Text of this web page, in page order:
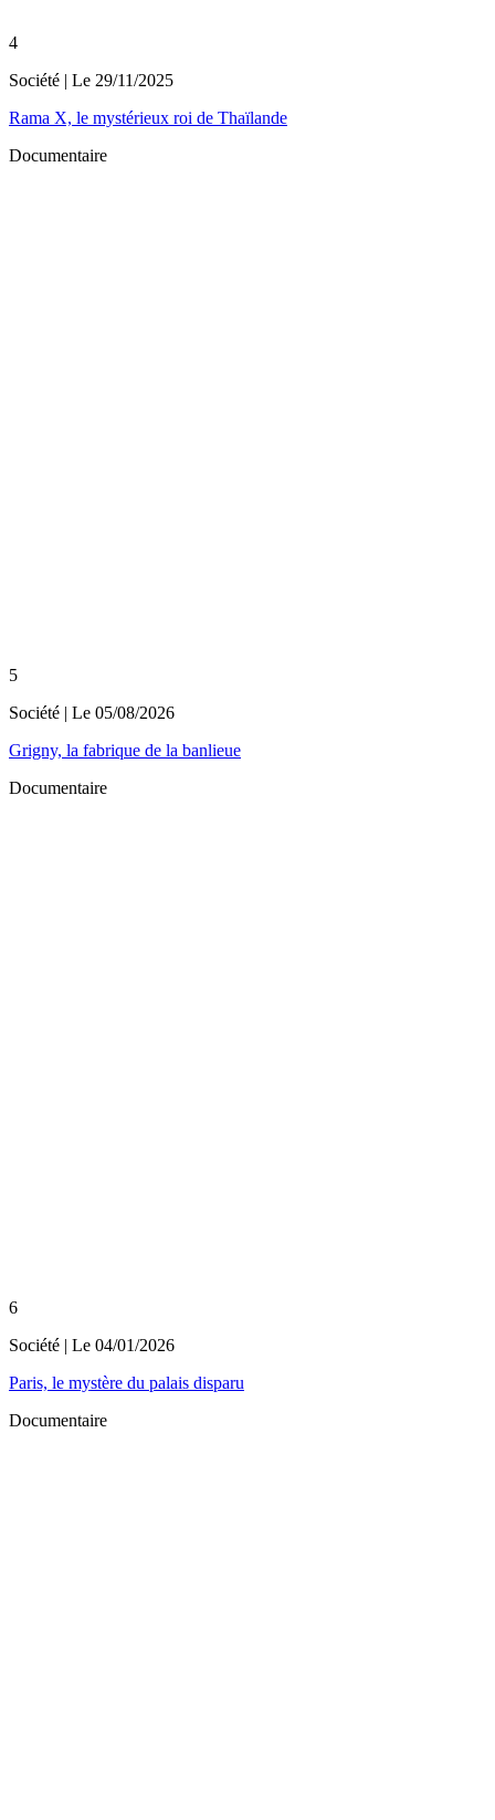
4
Société | Le 29/11/2025
Rama X, le mystérieux roi de Thaïlande
Documentaire
5
Société | Le 05/08/2026
Grigny, la fabrique de la banlieue
Documentaire
6
Société | Le 04/01/2026
Paris, le mystère du palais disparu
Documentaire